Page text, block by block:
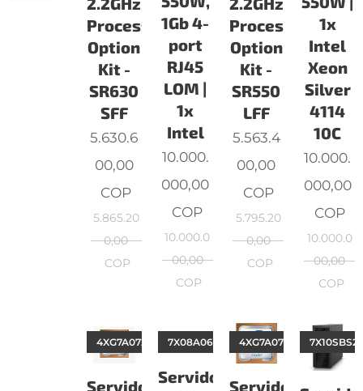
Processor
Option
Kit -
SR630
SFF
5.630.6
00,00
COP
5.865.20
0,00
COP
1Gb 4-
port
RJ45
LOM |
1x
Intel
10.000.
000,00
COP
10.000.0
00,00
COP
Processor
Option
Kit -
SR550
LFF
5.563.4
00,00
COP
5.795.20
0,00
COP
1x
Intel
Xeon
Silver
4114
10C
10.000.
000,00
COP
10.000.0
00,00
COP
Servidor
4XG7A07206
Servidor
7X08A066LA
Servidor
4XG7A07218